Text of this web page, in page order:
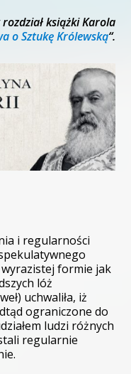
książki Karola
o Sztukę Królewską“.
i regularności
formie jak
lóż
uchwaliła, iż
ograniczone do
ludzi różnych
regularnie